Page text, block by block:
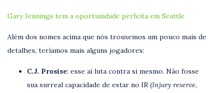
Gary Jennings tem a oportunidade perfeita em Seattle
Além dos nomes acima que nós trouxemos um pouco mais de
detalhes, teríamos mais alguns jogadores:
C.J. Prosise: esse aí luta contra si mesmo. Não fosse
sua surreal capacidade de estar no IR (Injury reserve,